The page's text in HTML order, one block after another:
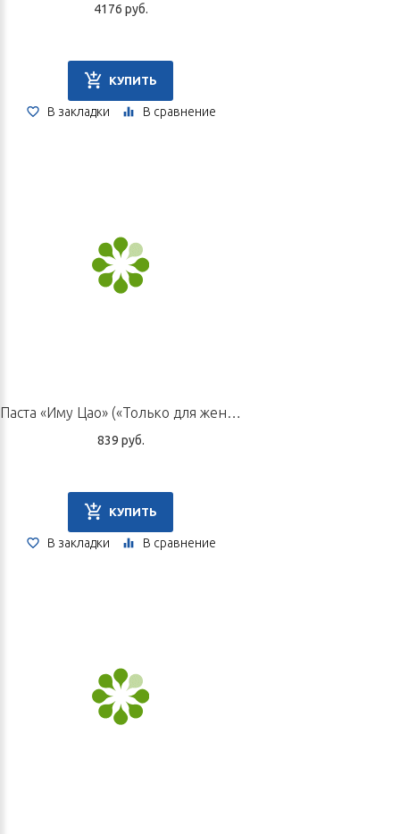
4176 руб.
КУПИТЬ
В закладки В сравнение
Паста «Иму Цао» («Только для женщин»), 125 г
839 руб.
КУПИТЬ
В закладки В сравнение